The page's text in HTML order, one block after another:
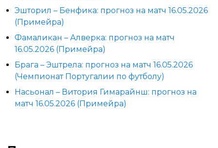
Эшторил – Бенфика: прогноз на матч 16.05.2026
(Примейра)
Фамаликан – Алверка: прогноз на матч
16.05.2026 (Примейра)
Брага – Эштрела: прогноз на матч 16.05.2026
(Чемпионат Португалии по футболу)
Насьонал – Витория Гимарайнш: прогноз на
матч 16.05.2026 (Примейра)